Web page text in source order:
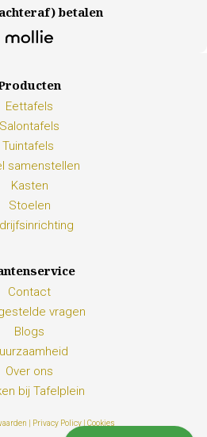
betalen
Eettafels
Salontafels
Tuintafels
samenstellen
Kasten
Stoelen
Contact
vragen
Blogs
Over ons
bij Tafelplein
| Privacy Policy | Cookies